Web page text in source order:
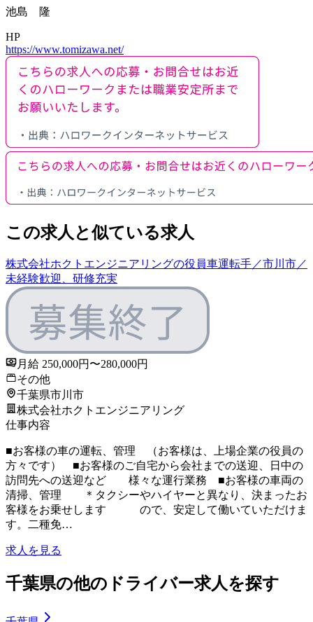
池島 隆
HP
https://www.tomizawa.net/
この求人と似ている求人
株式会社ホクトエンジニアリングの役員車運転手／市川市／
未経験歓迎、研修充実
月給 250,000円〜280,000円
その他
千葉県市川市
株式会社ホクトエンジニアリング
仕事内容
■お客様の車の運転、管理 （お客様は、上場企業の役員の
方々です） ■お客様のご自宅から会社までの送迎、日中の
訪問先への送迎など 様々な運行業務 ■お客様の車両の
清掃、管理 ＊タクシーやハイヤーと異なり、決まったお
客様をお乗せします ので、安定して働いていただけま
す。二種免…
求人を見る
千葉県の他のドライバー求人を探す